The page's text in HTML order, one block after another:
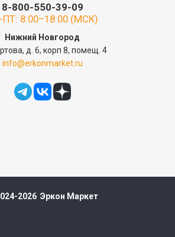
8-800-550-39-09
8:00–18:00 (МСК)
Нижний Новгород
д. 6, корп 8, помещ. 4
info@erkonmarket.ru
2026 Эркон Маркет